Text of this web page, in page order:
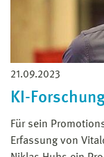
21.09.2023
KI-
Für sein
Erfassung von